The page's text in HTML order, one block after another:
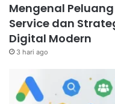
Mengenal
Service dan
Digital Modern
3 hari ago